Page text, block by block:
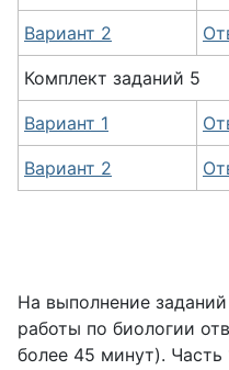
Вариант 2
Комплект заданий 5
Вариант 1
Вариант 2
На выполнение
работы по биологии
более 45 минут). Часть